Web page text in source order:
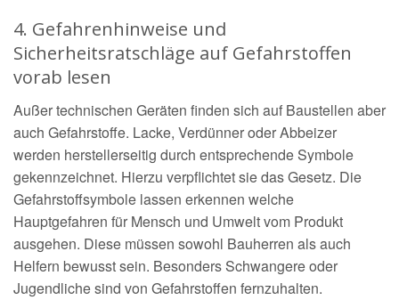
4. Gefahrenhinweise und
Sicherheitsratschläge auf Gefahrstoffen
vorab lesen
Außer technischen Geräten finden sich auf Baustellen aber
auch Gefahrstoffe. Lacke, Verdünner oder Abbeizer
werden herstellerseitig durch entsprechende Symbole
gekennzeichnet. Hierzu verpflichtet sie das Gesetz. Die
Gefahrstoffsymbole lassen erkennen welche
Hauptgefahren für Mensch und Umwelt vom Produkt
ausgehen. Diese müssen sowohl Bauherren als auch
Helfern bewusst sein. Besonders Schwangere oder
Jugendliche sind von Gefahrstoffen fernzuhalten.